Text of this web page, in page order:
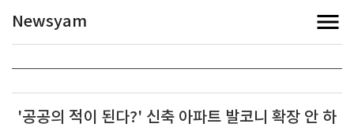
Newsyam
'공공의 적이 된다?' 신축 아파트 발코니 확장 안 하